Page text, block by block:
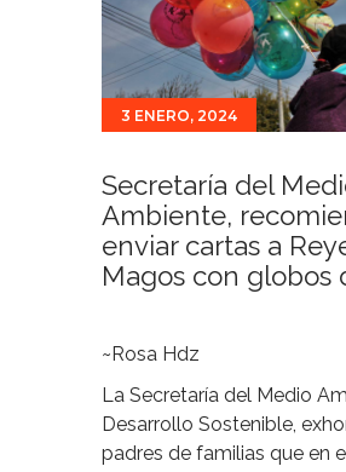
Promociones
Noticias
Para ti
3 ENERO, 2024
Secretaría del
Ambiente,
enviar cartas a
Magos con globos
~Rosa Hdz
La Secretaría del Medio
Desarrollo Sostenible,
padres de familias que en